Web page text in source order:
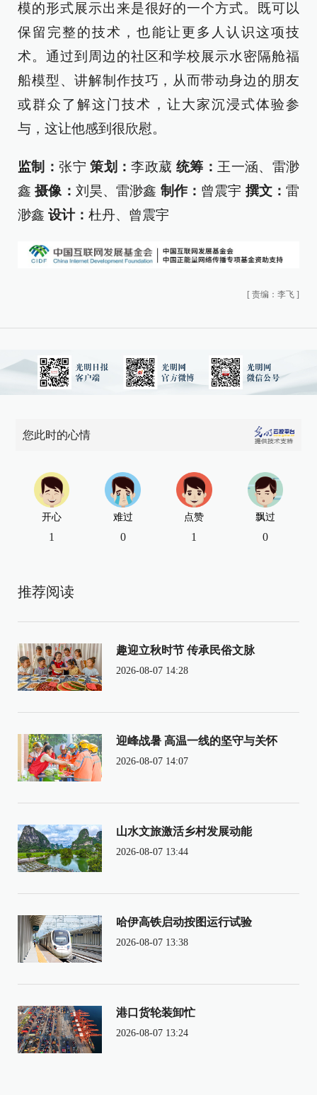
模的形式展示出来是很好的一个方式。既可以
保留完整的技术，也能让更多人认识这项技
术。通过到周边的社区和学校展示水密隔舱福
船模型、讲解制作技巧，从而带动身边的朋友
或群众了解这门技术，让大家沉浸式体验参
与，这让他感到很欣慰。
监制：张宁策划：李政葳 统筹： 王一涵、雷渺
鑫摄像： 刘昊、雷渺鑫 制作： 曾震宇 撰文：雷
渺鑫 设计： 杜丹、曾震宇
[ 责编：李飞 ]
您此时的心情
开心
1
难过
0
点赞
1
飘过
0
推荐阅读
趣迎立秋时节 传承民俗文脉
2026-08-07 14:28
迎峰战暑 高温一线的坚守与关怀
2026-08-07 14:07
山水文旅激活乡村发展动能
2026-08-07 13:44
哈伊高铁启动按图运行试验
2026-08-07 13:38
港口货轮装卸忙
2026-08-07 13:24